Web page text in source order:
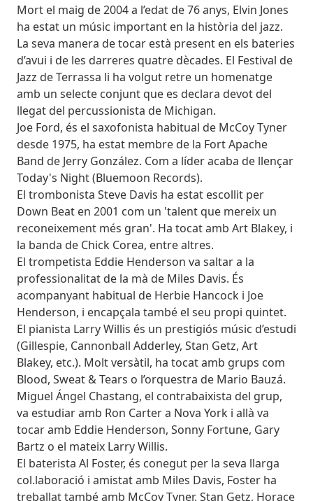
Body
Mort el maig de 2004 a l’edat de 76 anys, Elvin Jones
ha estat un músic important en la història del jazz.
La seva manera de tocar està present en els bateries
d’avui i de les darreres quatre dècades. El Festival de
Jazz de Terrassa li ha volgut retre un homenatge
amb un selecte conjunt que es declara devot del
llegat del percussionista de Michigan.
Joe Ford, és el saxofonista habitual de McCoy Tyner
desde 1975, ha estat membre de la Fort Apache
Band de Jerry González. Com a líder acaba de llençar
Today's Night (Bluemoon Records).
El trombonista Steve Davis ha estat escollit per
Down Beat en 2001 com un 'talent que mereix un
reconeixement més gran'. Ha tocat amb Art Blakey, i
la banda de Chick Corea, entre altres.
El trompetista Eddie Henderson va saltar a la
professionalitat de la mà de Miles Davis. És
acompanyant habitual de Herbie Hancock i Joe
Henderson, i encapçala també el seu propi quintet.
El pianista Larry Willis és un prestigiós músic d’estudi
(Gillespie, Cannonball Adderley, Stan Getz, Art
Blakey, etc.). Molt versàtil, ha tocat amb grups com
Blood, Sweat & Tears o l’orquestra de Mario Bauzá.
Miguel Ángel Chastang, el contrabaixista del grup,
va estudiar amb Ron Carter a Nova York i allà va
tocar amb Eddie Henderson, Sonny Fortune, Gary
Bartz o el mateix Larry Willis.
El baterista Al Foster, és conegut per la seva llarga
col.laboració i amistat amb Miles Davis, Foster ha
treballat també amb McCoy Tyner, Stan Getz, Horace